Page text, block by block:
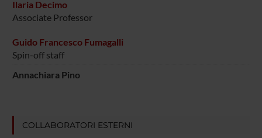
Ilaria Decimo
Associate Professor
Guido Francesco Fumagalli
Spin-off staff
Annachiara Pino
COLLABORATORI ESTERNI